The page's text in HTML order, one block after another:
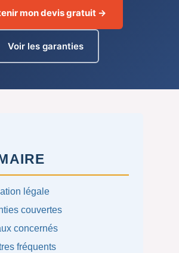
mon devis gratuit →
Voir les garanties
légale
couvertes
concernés
fréquents